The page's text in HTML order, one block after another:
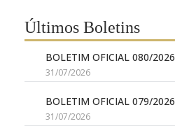
Últimos Boletins
BOLETIM OFICIAL 080/2026
31/07/2026
BOLETIM OFICIAL 079/2026
31/07/2026